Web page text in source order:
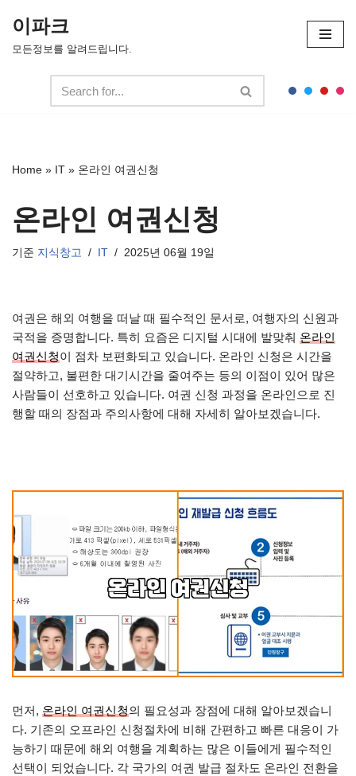
콘
기
이파크
모든정보를 알려드립니다.
Home » IT » 온라인 여권신청
온라인 여권신청
기준 지식창고 IT 2025년 06월 19일
여권은 해외 여행을 떠날 때 필수적인 문서로, 여행자의 신원과
국적을 증명합니다. 특히 요즘은 디지털 시대에 발맞춰 온라인
여권신청이 점차 보편화되고 있습니다. 온라인 신청은 시간을
절약하고, 불편한 대기시간을 줄여주는 등의 이점이 있어 많은
사람들이 선호하고 있습니다. 여권 신청 과정을 온라인으로 진
행할 때의 장점과 주의사항에 대해 자세히 알아보겠습니다.
먼저, 온라인 여권신청의 필요성과 장점에 대해 알아보겠습니
다. 기존의 오프라인 신청절차에 비해 간편하고 빠른 대응이 가
능하기 때문에 해외 여행을 계획하는 많은 이들에게 필수적인
선택이 되었습니다. 각 국가의 여권 발급 절차도 온라인 전환을